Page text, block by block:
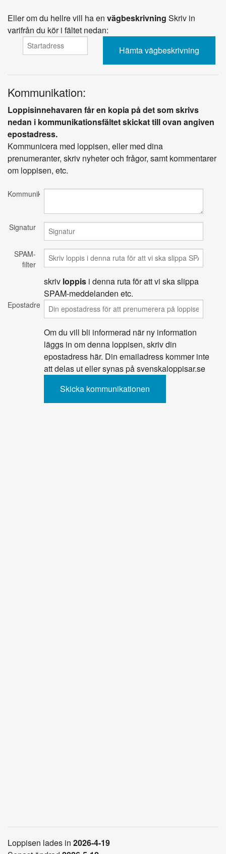
Eller om du hellre vill ha en vägbeskrivning Skriv in
varifrån du kör i fältet nedan:
Kommunikation:
Loppisinnehavaren får en kopia på det som skrivs
nedan i kommunikationsfältet skickat till ovan angiven
epostadress.
Kommunicera med loppisen, eller med dina
prenumeranter, skriv nyheter och frågor, samt kommentarer
om loppisen, etc.
Kommunikation
Signatur
SPAM-
filter
skriv loppis i denna ruta för att vi ska slippa
SPAM-meddelanden etc.
Epostadress
Om du vill bli informerad när ny information
läggs in om denna loppisen, skriv din
epostadress här. Din emailadress kommer inte
att delas ut eller synas på svenskaloppisar.se
Loppisen lades in 2026-4-19